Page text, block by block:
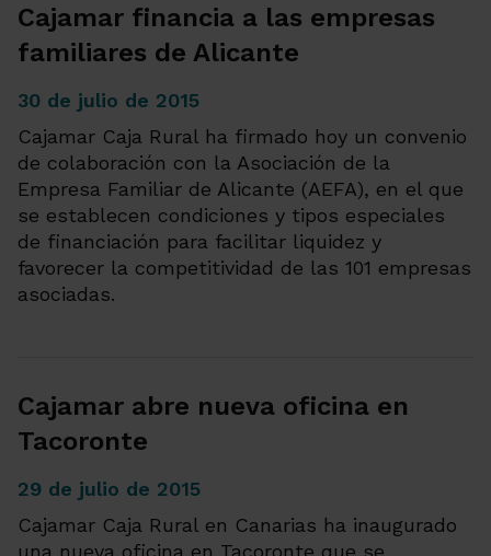
Cajamar financia a las empresas
familiares de Alicante
30 de julio de 2015
Cajamar Caja Rural ha firmado hoy un convenio
de colaboración con la Asociación de la
Empresa Familiar de Alicante (AEFA), en el que
se establecen condiciones y tipos especiales
de financiación para facilitar liquidez y
favorecer la competitividad de las 101 empresas
asociadas.
Cajamar abre nueva oficina en
Tacoronte
29 de julio de 2015
Cajamar Caja Rural en Canarias ha inaugurado
una nueva oficina en Tacoronte que se